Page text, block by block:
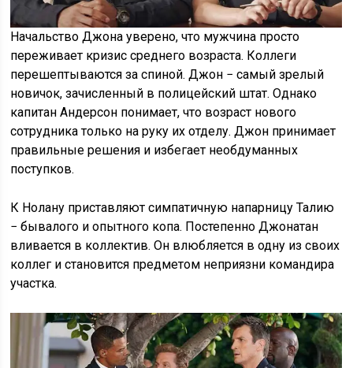
Начальство Джона уверено, что мужчина просто
переживает кризис среднего возраста. Коллеги
перешептываются за спиной. Джон − самый зрелый
новичок, зачисленный в полицейский штат. Однако
капитан Андерсон понимает, что возраст нового
сотрудника только на руку их отделу. Джон принимает
правильные решения и избегает необдуманных
поступков.
К Нолану приставляют симпатичную напарницу Талию
− бывалого и опытного копа. Постепенно Джонатан
вливается в коллектив. Он влюбляется в одну из своих
коллег и становится предметом неприязни командира
участка.